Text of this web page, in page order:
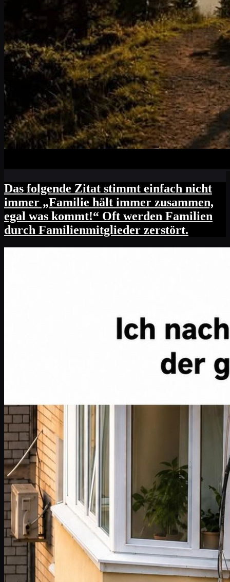
Das folgende Zitat stimmt einfach nicht
immer „Familie hält immer zusammen,
egal was kommt!“ Oft werden Familien
durch Familienmitglieder zerstört.